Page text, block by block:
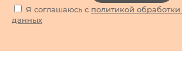
Я соглашаюсь с политикой
данных